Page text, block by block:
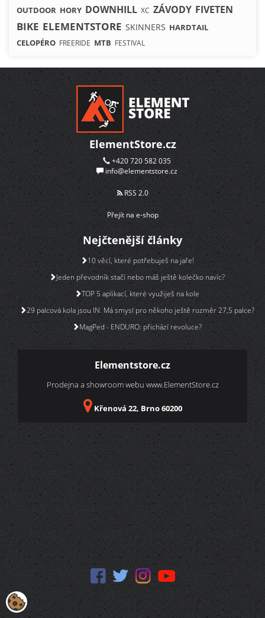
OUTDOOR HORY DOWNHILL XC ZÁVODY FIVETEN
BIKE ELEMENTSTORE SKINNERS HARDTAIL
CELOPÉRO FREERIDE MTB FESTIVAL
ElementStore.cz
+420 720 582 035
info@elementstore.cz
RSS 2.0
Přejít na e-shop
Nejčtenější články
10 věcí, které potřebuješ na jaře!
Jeden převodník stačí nebo máš ještě kolečko navíc?
TOP 5 aplikací, které využiješ na kole
29 palcová kola jsou IN. Má smysl pro někoho ještě rozměr 27,5 palce?
MagPed - ENDURO: přichází revoluce?
Elementstore.cz
Prodejna a showroom webu www.ElementStore.cz
Křenová 22, Brno 60200